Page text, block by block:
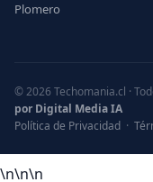
Plomero
© 2026 Techomania.cl ·
por Digital Media IA
Política de Privacidad ·
\n\n\n